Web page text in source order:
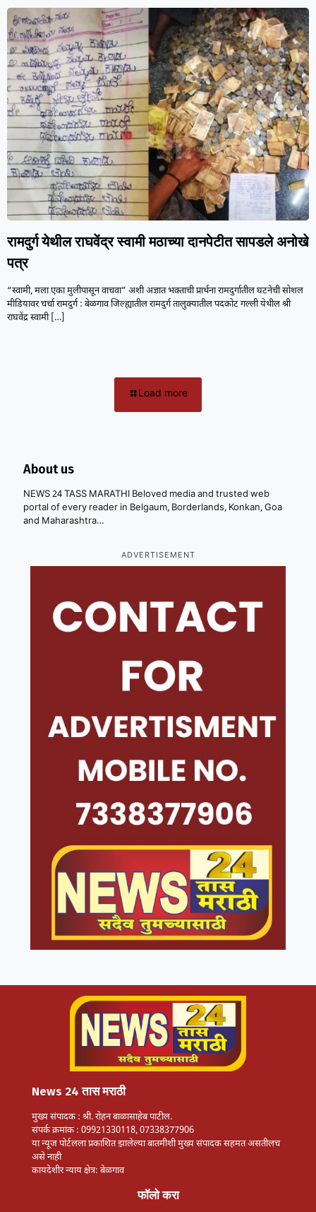
रामदुर्ग येथील राघवेंद्र स्वामी मठाच्या दानपेटीत सापडले अनोखे
पत्र
“स्वामी, मला एका मुलीपासून वाचवा” अशी अज्ञात भक्ताची प्रार्थना रामदुर्गातील घटनेची सोशल
मीडियावर चर्चा रामदुर्ग : बेळगाव जिल्ह्यातील रामदुर्ग तालुक्यातील पदकोट गल्ली येथील श्री
राघवेंद्र स्वामी[…]
Load more
About us
NEWS 24 TASS MARATHI Beloved media and trusted web
portal of every reader in Belgaum, Borderlands, Konkan, Goa
and Maharashtra…
ADVERTISEMENT
News 24 तास मराठी
मुख्य संपादक : श्री. रोहन बाळासाहेब पाटील.
संपर्क क्रमांक : 09921330118, 07338377906
या न्यूज पोर्टलला प्रकाशित झालेल्या बातमीशी मुख्य संपादक सहमत असतीलच
असे नाही
कायदेशीर न्याय क्षेत्र: बेळगाव
फॉलो करा